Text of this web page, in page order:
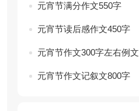
元宵节满分作文550字
元宵节读后感作文450字
元宵节作文300字左右例文
元宵节作文记叙文800字